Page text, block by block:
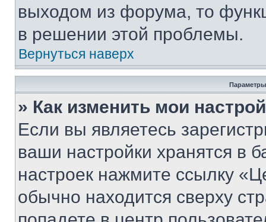
выходом из форума, то
в решении этой проблемы.
Вернуться наверх
Параметры
» Как изменить мои
Если вы являетесь
ваши настройки хранятся в
настроек нажмите ссылку
обычно находится сверху